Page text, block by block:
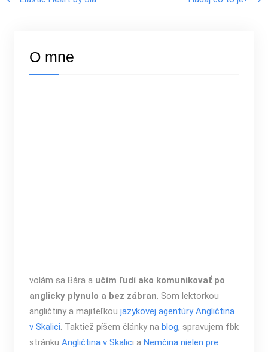
O mne
volám sa Bára a učím ľudí ako komunikovať po
anglicky plynulo a bez zábran. Som lektorkou
angličtiny a majiteľkou jazykovej agentúry Angličtina
v Skalici. Taktiež píšem články na blog, spravujem fbk
stránku Angličtina v Skalici a Nemčina nielen pre